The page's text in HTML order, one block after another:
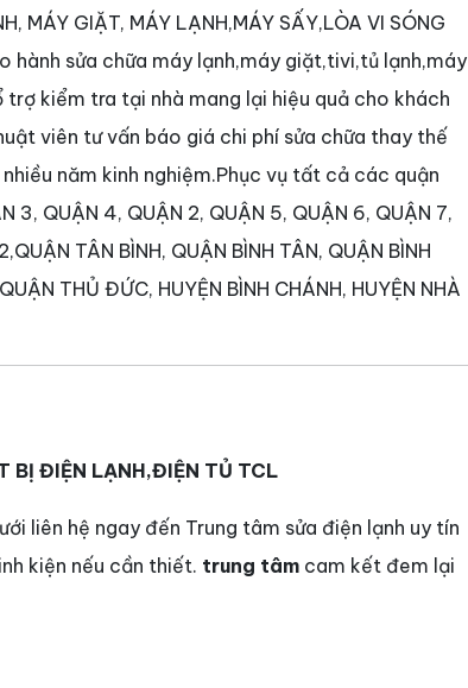
MÁY GIẶT, MÁY LẠNH,MÁY SẤY,LÒA VI SÓNG
hành sửa chữa máy lạnh,máy giặt,tivi,tủ lạnh,máy
trợ kiểm tra tại nhà mang lại hiệu quả cho khách
viên tư vấn báo giá chi phí sửa chữa thay thế
năm kinh nghiệm.Phục vụ tất cả các quận
3, QUẬN 4, QUẬN 2, QUẬN 5, QUẬN 6, QUẬN 7,
TÂN BÌNH, QUẬN BÌNH TÂN, QUẬN BÌNH
THỦ ĐỨC, HUYỆN BÌNH CHÁNH, HUYỆN NHÀ
BỊ ĐIỆN LẠNH,ĐIỆN TỦ TCL
liên hệ ngay đến Trung tâm sửa điện lạnh uy tín
kiện nếu cần thiết. trung tâm cam kết đem lại